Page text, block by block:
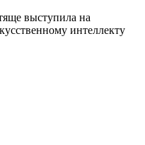
выступила на
интеллекту